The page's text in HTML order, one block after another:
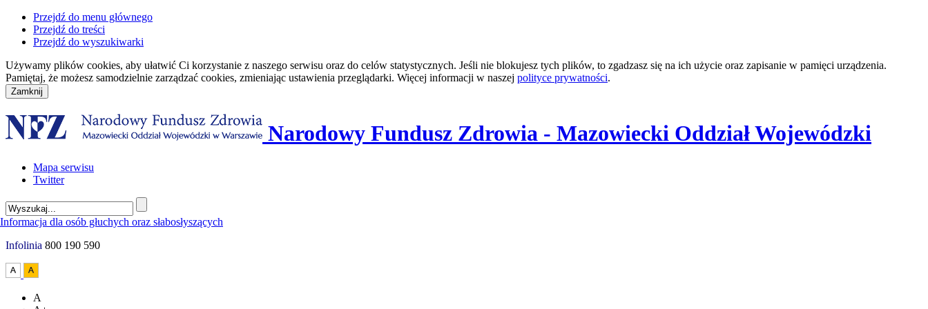
Przejdź do menu głównego
Przejdź do treści
Przejdź do wyszukiwarki
Używamy plików cookies, aby ułatwić Ci korzystanie z naszego serwisu oraz do celów statystycznych. Jeśli nie blokujesz tych plików, to zgadzasz się na ich użycie oraz zapisanie w pamięci urządzenia.
Pamiętaj, że możesz samodzielnie zarządzać cookies, zmieniając ustawienia przeglądarki. Więcej informacji w naszej polityce prywatności.
Narodowy Fundusz Zdrowia - Mazowiecki Oddział Wojewódzki
Mapa serwisu
Twitter
Infolinia 800 190 590
A